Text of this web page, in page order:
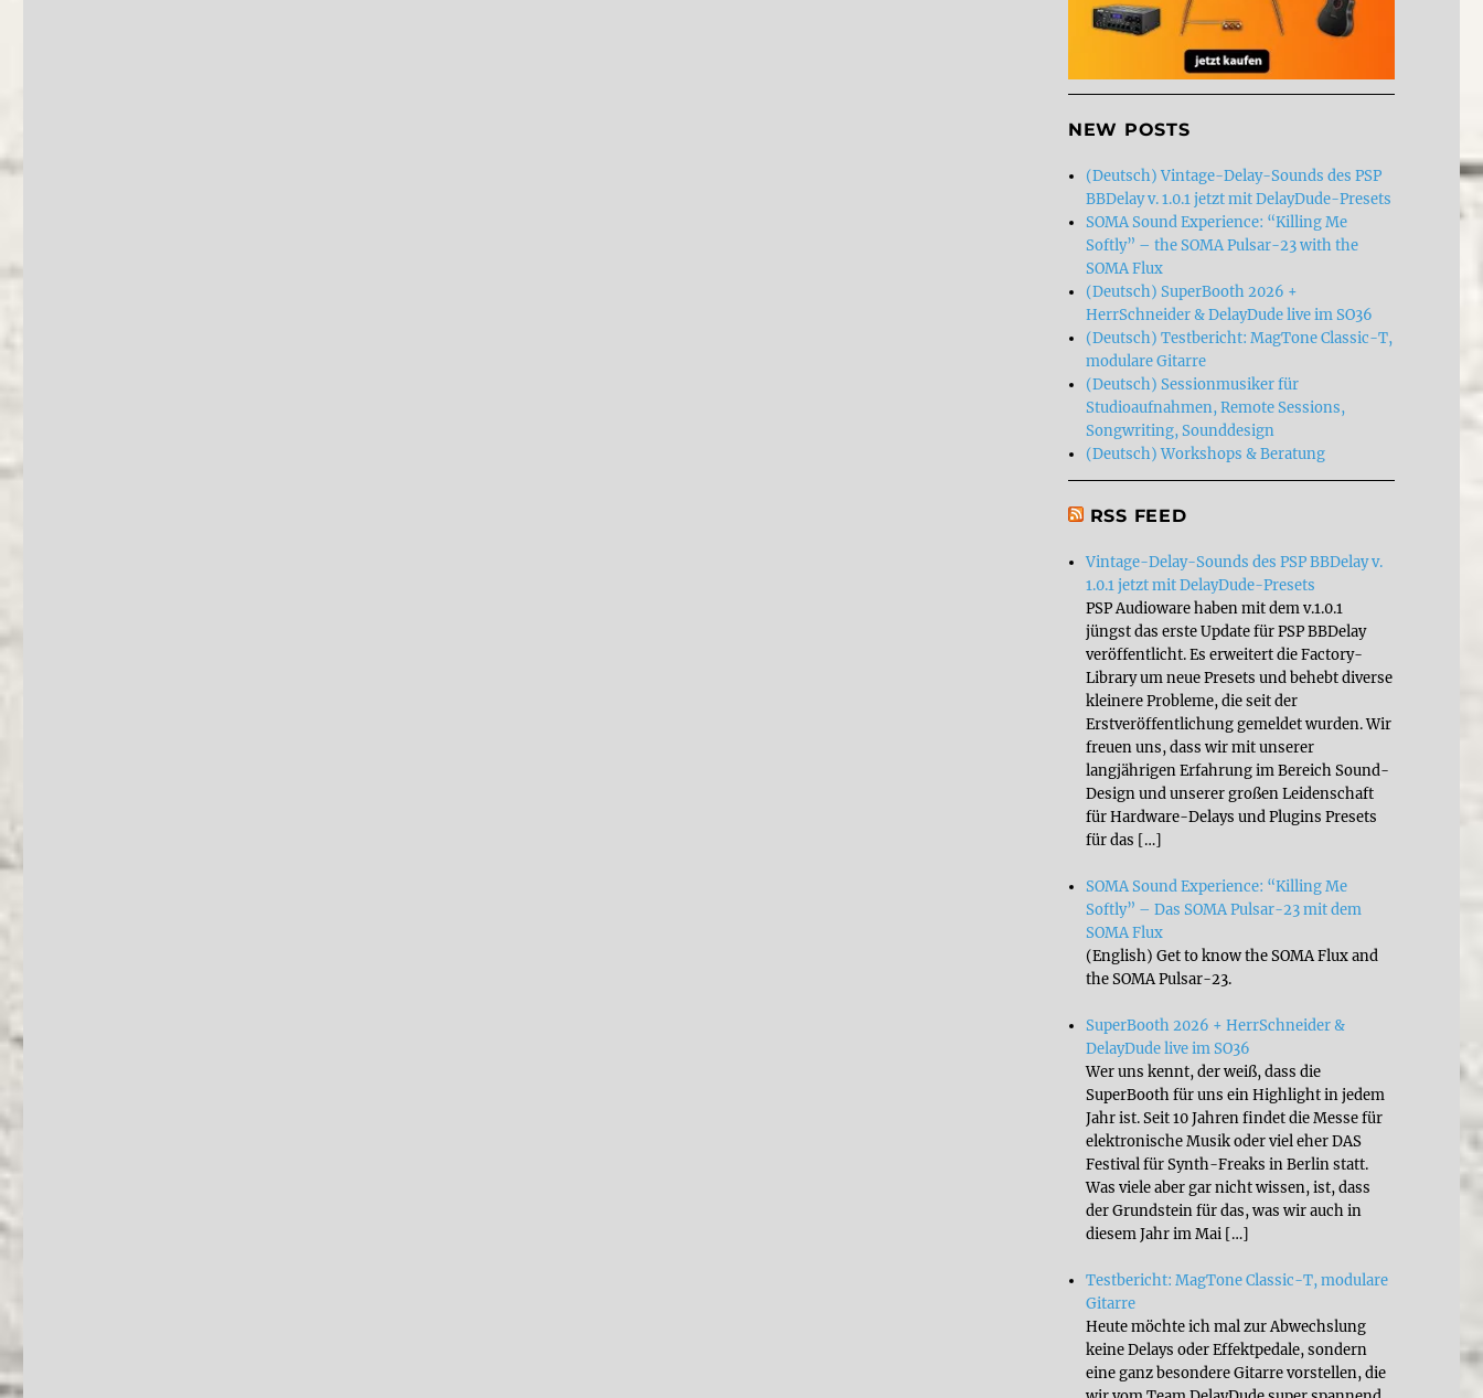
NEW POSTS
(Deutsch) Vintage-Delay-Sounds des PSP
BBDelay v. 1.0.1 jetzt mit DelayDude-Presets
SOMA Sound Experience: “Killing Me
Softly” – the SOMA Pulsar-23 with the
SOMA Flux
(Deutsch) SuperBooth 2026 +
HerrSchneider & DelayDude live im SO36
(Deutsch) Testbericht: MagTone Classic-T,
modulare Gitarre
(Deutsch) Sessionmusiker für
Studioaufnahmen, Remote Sessions,
Songwriting, Sounddesign
(Deutsch) Workshops & Beratung
RSS FEED
Vintage-Delay-Sounds des PSP BBDelay v.
1.0.1 jetzt mit DelayDude-Presets
PSP Audioware haben mit dem v.1.0.1
jüngst das erste Update für PSP BBDelay
veröffentlicht. Es erweitert die Factory-
Library um neue Presets und behebt diverse
kleinere Probleme, die seit der
Erstveröffentlichung gemeldet wurden. Wir
freuen uns, dass wir mit unserer
langjährigen Erfahrung im Bereich Sound-
Design und unserer großen Leidenschaft
für Hardware-Delays und Plugins Presets
für das […]
SOMA Sound Experience: “Killing Me
Softly” – Das SOMA Pulsar-23 mit dem
SOMA Flux
(English) Get to know the SOMA Flux and
the SOMA Pulsar-23.
SuperBooth 2026 + HerrSchneider &
DelayDude live im SO36
Wer uns kennt, der weiß, dass die
SuperBooth für uns ein Highlight in jedem
Jahr ist. Seit 10 Jahren findet die Messe für
elektronische Musik oder viel eher DAS
Festival für Synth-Freaks in Berlin statt.
Was viele aber gar nicht wissen, ist, dass
der Grundstein für das, was wir auch in
diesem Jahr im Mai […]
Testbericht: MagTone Classic-T, modulare
Gitarre
Heute möchte ich mal zur Abwechslung
keine Delays oder Effektpedale, sondern
eine ganz besondere Gitarre vorstellen, die